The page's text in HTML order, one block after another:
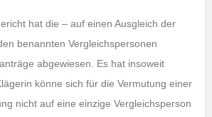
hat die – auf einen Ausgleich der
benannten Vergleichspersonen
abgewiesen. Es hat insoweit
könne sich für die Vermutung einer
nicht auf eine einzige Vergleichsperson